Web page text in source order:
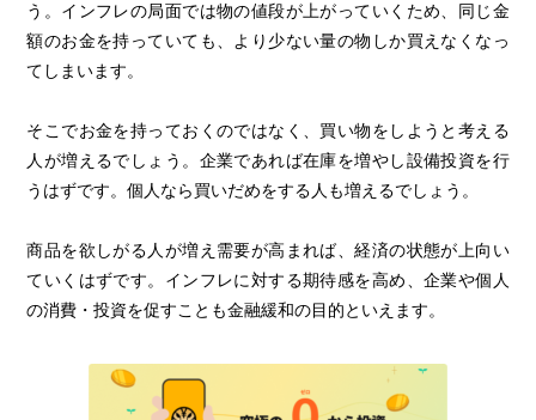
う。インフレの局面では物の値段が上がっていくため、同じ金
額のお金を持っていても、より少ない量の物しか買えなくなっ
てしまいます。
そこでお金を持っておくのではなく、買い物をしようと考える
人が増えるでしょう。企業であれば在庫を増やし設備投資を行
うはずです。個人なら買いだめをする人も増えるでしょう。
商品を欲しがる人が増え需要が高まれば、経済の状態が上向い
ていくはずです。インフレに対する期待感を高め、企業や個人
の消費・投資を促すことも金融緩和の目的といえます。